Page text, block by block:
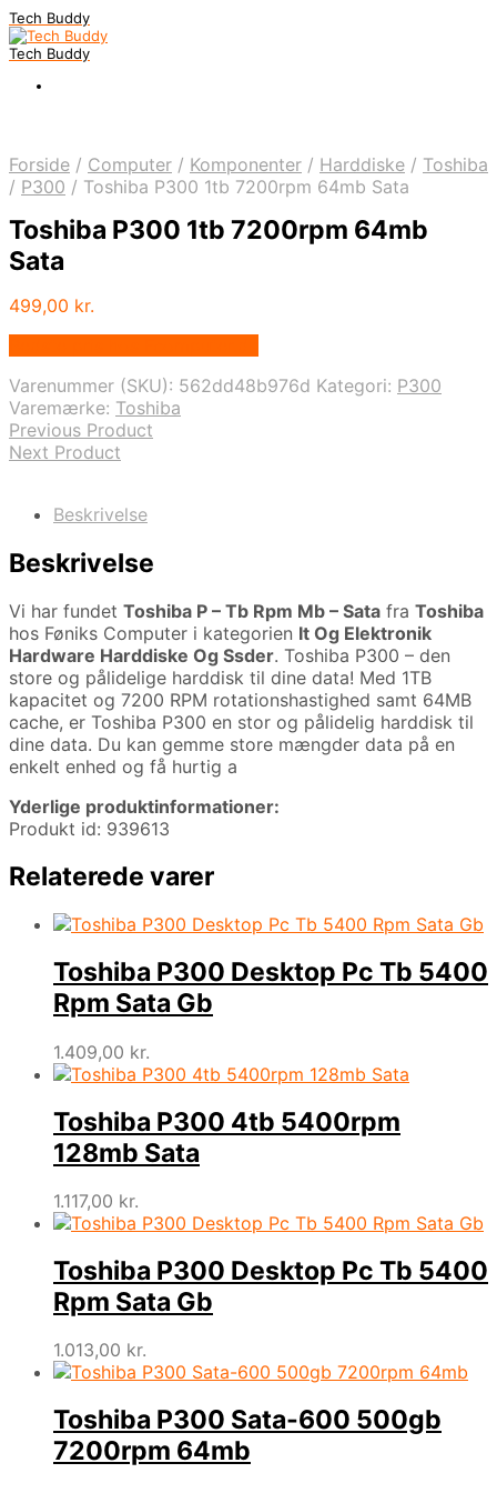
Tech Buddy
Tech Buddy
Forside / Computer / Komponenter / Harddiske / Toshiba
/ P300 / Toshiba P300 1tb 7200rpm 64mb Sata
Toshiba P300 1tb 7200rpm 64mb
Sata
499,00 kr.
Varenummer (SKU): 562dd48b976d Kategori: P300
Varemærke: Toshiba
Previous Product
Next Product
Beskrivelse
Beskrivelse
Vi har fundet Toshiba P – Tb Rpm Mb – Sata fra Toshiba
hos Føniks Computer i kategorien It Og Elektronik
Hardware Harddiske Og Ssder. Toshiba P300 – den
store og pålidelige harddisk til dine data! Med 1TB
kapacitet og 7200 RPM rotationshastighed samt 64MB
cache, er Toshiba P300 en stor og pålidelig harddisk til
dine data. Du kan gemme store mængder data på en
enkelt enhed og få hurtig a
Yderlige produktinformationer:
Produkt id: 939613
Relaterede varer
Toshiba P300 Desktop Pc Tb 5400
Rpm Sata Gb
1.409,00 kr.
Toshiba P300 4tb 5400rpm
128mb Sata
1.117,00 kr.
Toshiba P300 Desktop Pc Tb 5400
Rpm Sata Gb
1.013,00 kr.
Toshiba P300 Sata-600 500gb
7200rpm 64mb